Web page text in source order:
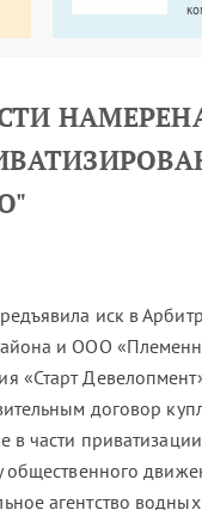
иск в
и ООО
«Старт
договор
в части
общественного
агентство